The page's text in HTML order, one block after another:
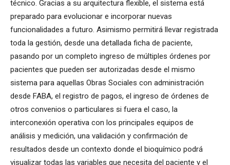
técnico. Gracias a su arquitectura flexible, el sistema está
preparado para evolucionar e incorporar nuevas
funcionalidades a futuro. Asimismo permitirá llevar registrada
toda la gestión, desde una detallada ficha de paciente,
pasando por un completo ingreso de múltiples órdenes por
pacientes que pueden ser autorizadas desde el mismo
sistema para aquellas Obras Sociales con administración
desde FABA, el registro de pagos, el ingreso de órdenes de
otros convenios o particulares si fuera el caso, la
interconexión operativa con los principales equipos de
análisis y medición, una validación y confirmación de
resultados desde un contexto donde el bioquímico podrá
visualizar todas las variables que necesita del paciente y el